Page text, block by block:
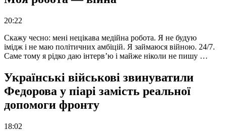
20:22
Скажу чесно: мені нецікава медійна робота. Я не будую
імідж і не маю політичних амбіцій. Я займаюся війною. 24/7.
Саме тому я рідко даю інтерв’ю і майже ніколи не пишу …
Українські військові звинуватили
Федорова у піарі замість реальної
допомоги фронту
18:02